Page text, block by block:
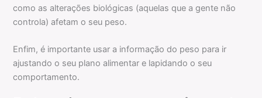
como as alterações biológicas (aquelas que a gente não
controla) afetam o seu peso.
Enfim, é importante usar a informação do peso para ir
ajustando o seu plano alimentar e lapidando o seu
comportamento.